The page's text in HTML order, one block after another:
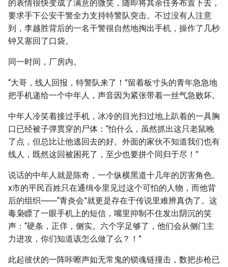
的表情很快变成了满意的微笑，随即将其余任务布置下去，
要求手下公安干警全力支持特警队突击。不过没有人注意
到，李越胜背后的一名干警很自然地掏出手机，操作了几秒
钟又塞回了口袋。
同一时间，厂房内。
“大哥，线人回报，特警队来了！”留着板寸头的青年急急地
把手机递给一个中年人，声音因为紧张带着一丝气急败坏。
中年人冷笑着接过手机，冰冷的目光扫过地上趴着的一具胸
口已经被子弹贯穿的尸体：“怕什么，虽然抓出这只老鼠晚
了点，但总比让他逃回去的好。外面的家伙不知道我们也有
线人，既然这回被困死了，至少也要拼个同归于尽！”
说话的中年人就是陈奇，一个纵横黑道十几年的厉害角色。
x市的平民百姓只在通缉令里见过这个可怕的人物，而他背
后的组织――“青炎会”就更是存在于传说里难辨真伪了。这
毒枭瞟了一眼手机上的短信，嘴里抑制不住发出阴沉的笑
声：“硬条，正佯，侧实。六个字足够了，他们会从侧门主
力进攻，你们知道该怎么做了么？！”
此起彼伏的一阵咔嚓声如无常鬼的锁魂链撞击，数把步枪已